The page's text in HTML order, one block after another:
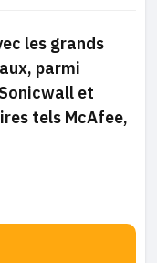
les grands
parmi
et
tels McAfee,